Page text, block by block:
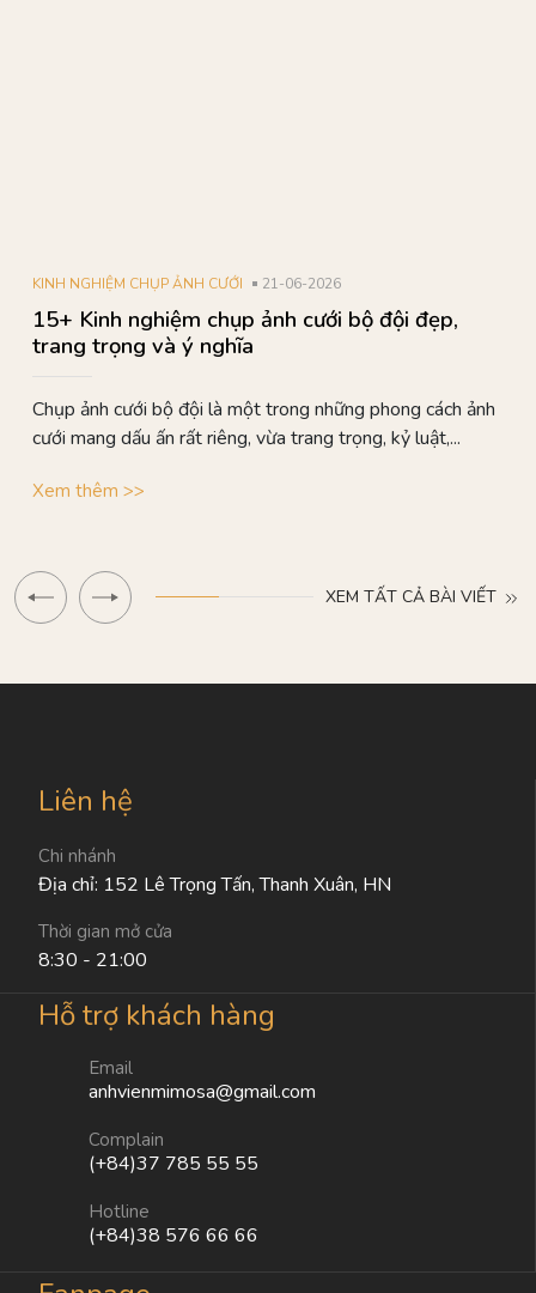
KINH NGHIỆM CHỤP ẢNH CƯỚI 21-06-2026
15+ Kinh nghiệm chụp ảnh cưới bộ đội đẹp,
trang trọng và ý nghĩa
Chụp ảnh cưới bộ đội là một trong những phong cách ảnh
cưới mang dấu ấn rất riêng, vừa trang trọng, kỷ luật,...
Xem thêm >>
XEM TẤT CẢ BÀI VIẾT
Liên hệ
Chi nhánh
Địa chỉ: 152 Lê Trọng Tấn, Thanh Xuân, HN
Thời gian mở cửa
8:30 - 21:00
Hỗ trợ khách hàng
Email
anhvienmimosa@gmail.com
Complain
(+84)37 785 55 55
Hotline
(+84)38 576 66 66